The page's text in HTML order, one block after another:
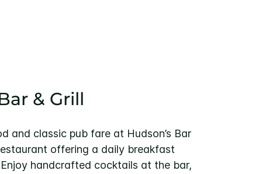
& Grill
and classic pub fare at Hudson’s Bar
offering a daily breakfast
handcrafted cocktails at the bar,